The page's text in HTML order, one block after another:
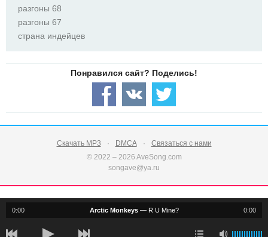
разгоны 68
разгоны 67
страна индейцев
Скачать MP3 DMCA
Связаться с нами
© 2022 – 2026 AveSong.com
songave@ya.ru
0:00 0:00
Arctic Monkeys — R U Mine?